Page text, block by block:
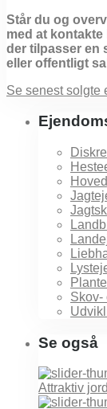
Står du og
med at kontakte
der tilpasser en
eller offentligt
Se senest solgte
Skov-
Se også
Attraktiv